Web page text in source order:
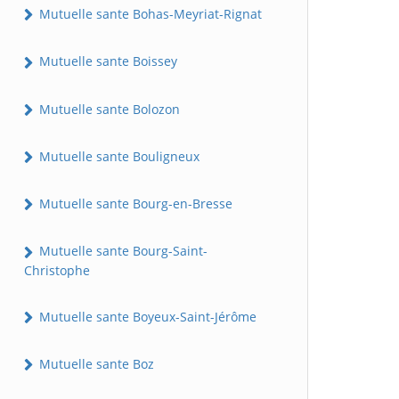
Mutuelle sante Bohas-Meyriat-Rignat
Mutuelle sante Boissey
Mutuelle sante Bolozon
Mutuelle sante Bouligneux
Mutuelle sante Bourg-en-Bresse
Mutuelle sante Bourg-Saint-
Christophe
Mutuelle sante Boyeux-Saint-Jérôme
Mutuelle sante Boz